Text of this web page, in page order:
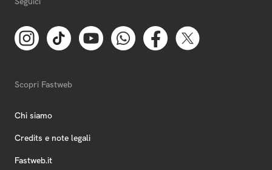
Scopri Fastweb
Chi siamo
Credits e note legali
Fastweb.it